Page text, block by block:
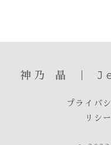
神乃 晶 ｜
プライバ
リシー